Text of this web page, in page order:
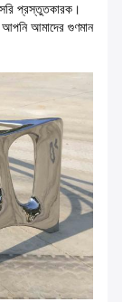
প্রস্তুতকারক।
আপনি আমাদের গুণমান